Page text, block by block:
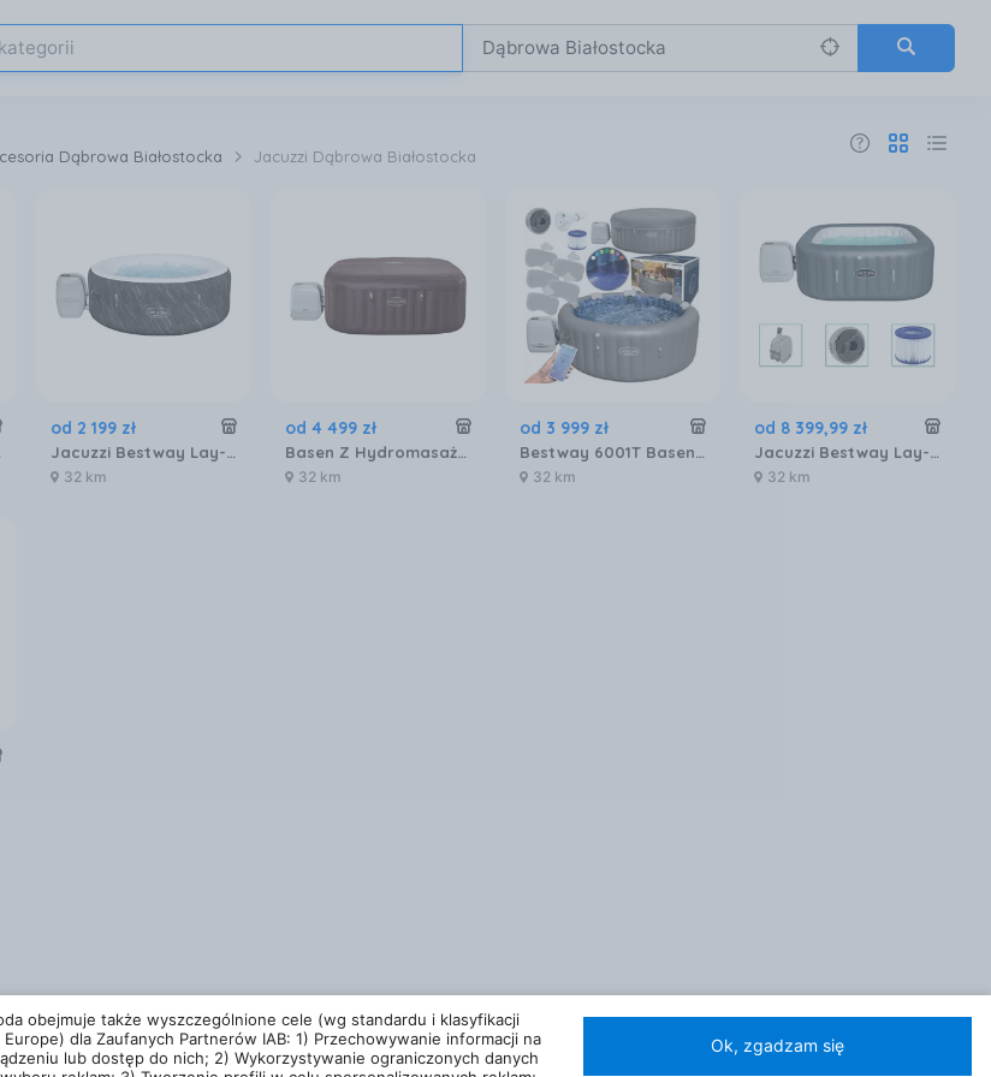
Dąbrowa Białostocka Jacuzzi Dąbrowa Białostocka
od 2 199 zł
Jacuzzi Bestway Lay-Z-Spa Boracay 60175 180x66cm
32 km
od 4 499 zł
Basen Z Hydromasażem Spa 2.01X2.01X0.8M Maldives 6001U
32 km
od 3 999 zł
Bestway 6001T Basen Spa Z Hydromasażem Nadmuchiwany Okrągły 5-7 Osób 1190 L
32 km
od 8 399,99 zł
Jacuzzi Bestway Lay-Z-Spa Hawaii Hydrojet Proc180x71cm
32 km
obejmuje także wyszczególnione cele (wg standardu i klasyfikacji
Europe) dla Zaufanych Partnerów IAB: 1) Przechowywanie informacji na
lub dostęp do nich; 2) Wykorzystywanie ograniczonych danych
Ok, zgadzam się